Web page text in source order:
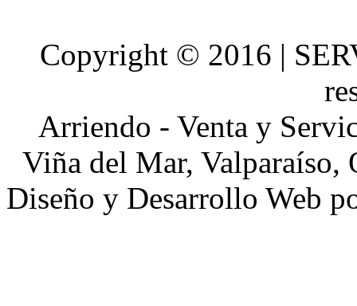
Copyright © 2016 |
Arriendo - Venta y
Viña del Mar,
Diseño y Desarrollo Web